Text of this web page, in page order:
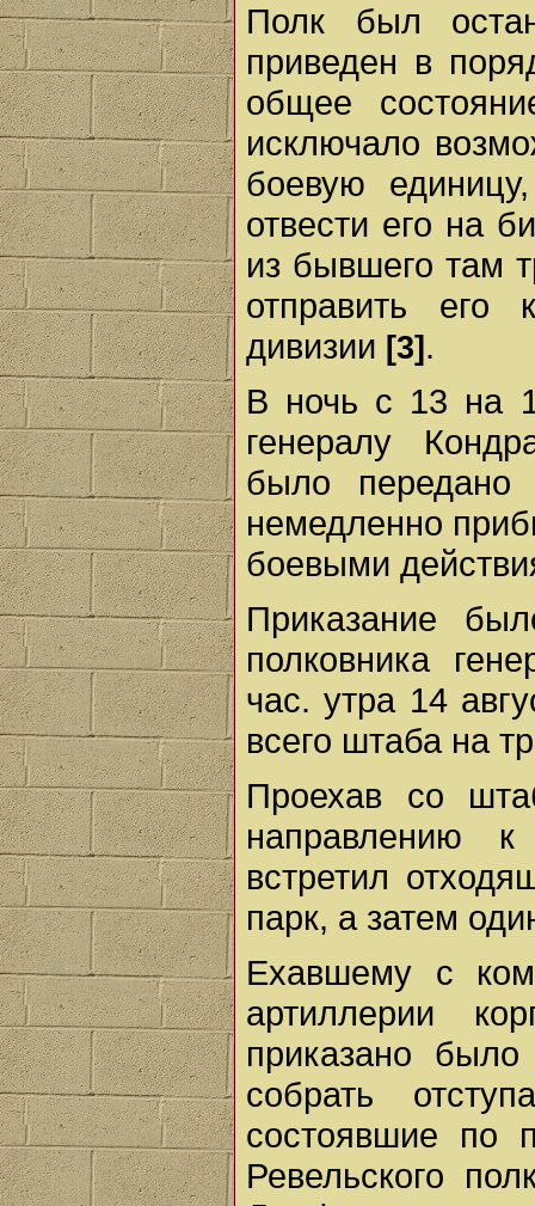
Полк был
приведен в
общее
исключало
боевую
отвести его на
из бывшего там
отправить его
дивизии [3] .
В ночь с 13 на
генералу
было передано
немедленно
боевыми
Приказание
полковника
час. утра 14
всего штаба на
Проехав со
направлению к
встретил
парк, а затем
Ехавшему с
артиллерии
приказано было
собрать
состоявшие по
Ревельского